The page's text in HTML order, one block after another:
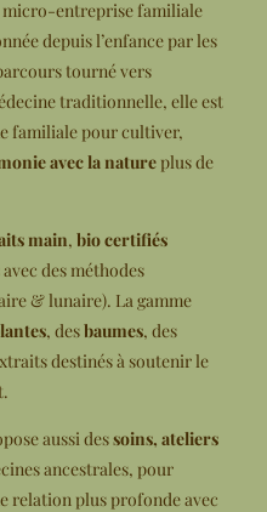
micro-entreprise familiale
depuis l’enfance par les
tourné vers
traditionnelle, elle est
familiale pour cultiver,
avec la natureplus de
main, bio certifiés
des méthodes
& lunaire). La gamme
, desbaumes, des
destinés à soutenir le
aussi dessoins, ateliers
ancestrales, pour
relation plus profonde avec